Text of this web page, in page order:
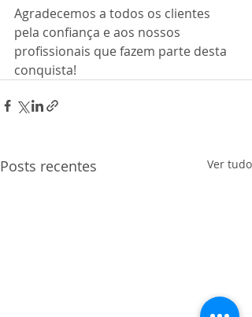
Agradecemos a todos os clientes
pela confiança e aos nossos
profissionais que fazem parte desta
conquista!
Posts recentes Ver tudo